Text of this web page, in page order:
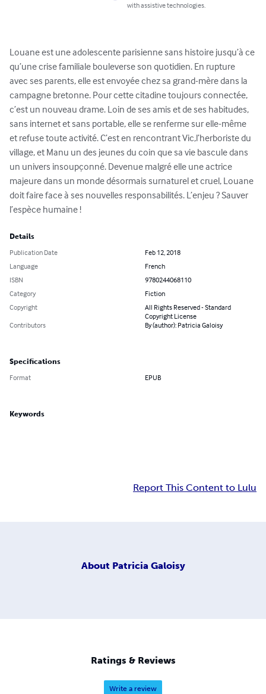
with assistive technologies.
Louane est une adolescente parisienne sans histoire jusqu’à ce
qu’une crise familiale bouleverse son quotidien. En rupture
avec ses parents, elle est envoyée chez sa grand-mère dans la
campagne bretonne. Pour cette citadine toujours connectée,
c’est un nouveau drame. Loin de ses amis et de ses habitudes,
sans internet et sans portable, elle se renferme sur elle-même
et refuse toute activité. C’est en rencontrant Vic,l’herboriste du
village, et Manu un des jeunes du coin que sa vie bascule dans
un univers insoupçonné. Devenue malgré elle une actrice
majeure dans un monde désormais surnaturel et cruel, Louane
doit faire face à ses nouvelles responsabilités. L’enjeu ? Sauver
l’espèce humaine !
Details
Publication Date
Feb 12, 2018
Language
French
ISBN
9780244068110
Category
Fiction
Copyright
All Rights Reserved - Standard
Copyright License
Contributors
By (author): Patricia Galoisy
Specifications
Format EPUB
Keywords
Report This Content to Lulu
About Patricia Galoisy
Ratings & Reviews
Write a review